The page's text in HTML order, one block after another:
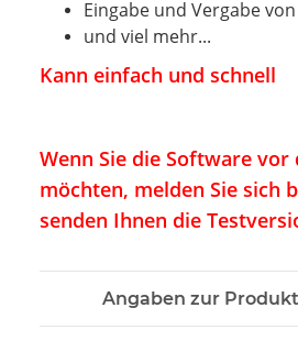
Eingabe und Vergabe
und viel mehr...
Kann einfach und schnell
Wenn Sie die Software
möchten, melden Sie sich
senden Ihnen die
Angaben zur